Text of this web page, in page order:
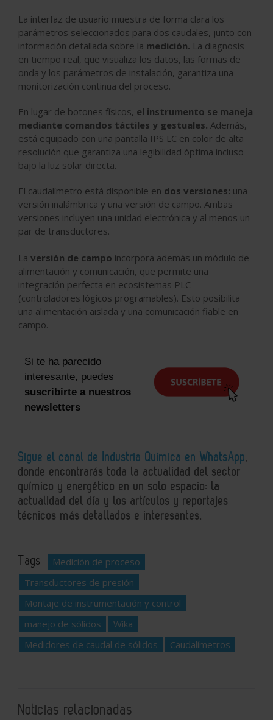
La interfaz de usuario muestra de forma clara los
parámetros seleccionados para dos caudales, junto con
información detallada sobre la medición. La diagnosis
en tiempo real, que visualiza los datos, las formas de
onda y los parámetros de instalación, garantiza una
monitorización continua del proceso.
En lugar de botones físicos, el instrumento se maneja
mediante comandos táctiles y gestuales. Además,
está equipado con una pantalla IPS LC en color de alta
resolución que garantiza una legibilidad óptima incluso
bajo la luz solar directa.
El caudalímetro está disponible en dos versiones: una
versión inalámbrica y una versión de campo. Ambas
versiones incluyen una unidad electrónica y al menos un
par de transductores.
La versión de campo incorpora además un módulo de
alimentación y comunicación, que permite una
integración perfecta en ecosistemas PLC
(controladores lógicos programables). Esto posibilita
una alimentación aislada y una comunicación fiable en
campo.
Si te ha parecido
interesante, puedes
suscribirte a nuestros
newsletters
Sigue el canal de Industria Química en WhatsApp,
donde encontrarás toda la actualidad del sector
químico y energético en un solo espacio: la
actualidad del día y los artículos y reportajes
técnicos más detallados e interesantes.
Tags:
Medición de proceso
Transductores de presión
Montaje de instrumentación y control
manejo de sólidos
Wika
Medidores de caudal de sólidos
Caudalímetros
Noticias relacionadas